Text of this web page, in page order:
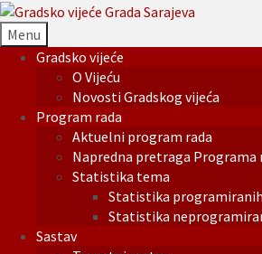
Menu
Gradsko vijeće
O Vijeću
Novosti Gradskog vijeća
Program rada
Aktuelni program rada
Napredna pretraga Programa
Statistika tema
Statistika
Statistika
Sastav